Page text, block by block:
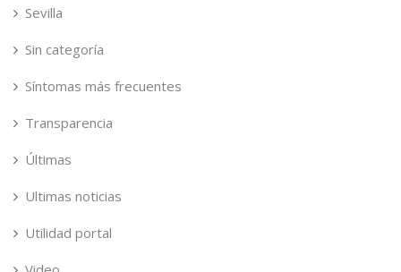
Sevilla
Sin categoría
Síntomas más frecuentes
Transparencia
Últimas
Ultimas noticias
Utilidad portal